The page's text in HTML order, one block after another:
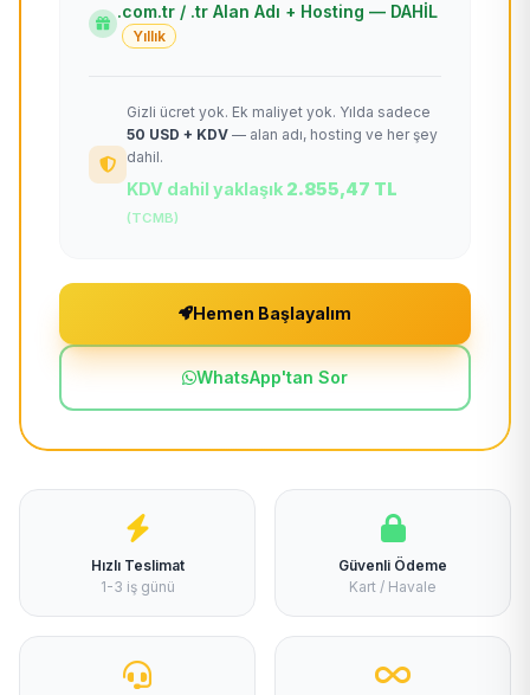
.com.tr / .tr Alan Adı + Hosting — DAHİL
Yıllık
Gizli ücret yok. Ek maliyet yok. Yılda sadece
50 USD + KDV — alan adı, hosting ve her şey
dahil.
KDV dahil yaklaşık 2.855,47 TL
(TCMB)
Hemen Başlayalım
WhatsApp'tan Sor
Hızlı Teslimat
1-3 iş günü
Güvenli Ödeme
Kart / Havale